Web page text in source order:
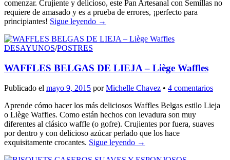
comenzar. Crujiente y delicioso, este Pan Artesanal con Semillas no
requiere de amasado y es a prueba de errores, ¡perfecto para
principiantes! Sigue leyendo →
DESAYUNOS/POSTRES
WAFFLES BELGAS DE LIEJA – Liège Waffles
Publicado el mayo 9, 2015 porMichelle Chavez • 4 comentarios
Aprende cómo hacer los más deliciosos Waffles Belgas estilo Lieja
o Liège Waffles. Como están hechos con levadura son muy
diferentes al clásico waffle (o gofre). Crujientes por fuera, suaves
por dentro y con delicioso azúcar perlado que los hace
exquisitamente crocantes. Sigue leyendo →